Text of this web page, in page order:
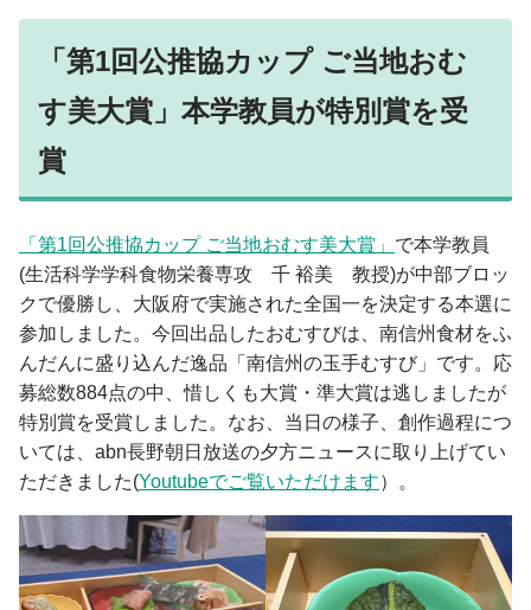
沿革
よくある質問 FAQ
財務情報
生活科学学科食物栄養専攻
幼児教育学科
養護教育専攻
地域看護学専攻
進路トップ
就職
進学・編入学
卒業生インタビュー
キャンパスライフトップ
イベント
学生生活経済学
クラブ・同好会
入試情報トップ
入学手続・納入金・授業料
交通案内
利用規程
情報の探し方
図書館活用術
オープンキャンパス
公開講座トップ
地域連携センター
公開講座一覧
出張講座・出前講座・講師派遣
その他の講座一覧
「第1回公推協カップ ご当地おむ
す美大賞」本学教員が特別賞を受
賞
「第1回公推協カップ ご当地おむす美大賞」 で本学教員
(生活科学学科食物栄養専攻 千 裕美 教授)が中部ブロッ
クで優勝し、大阪府で実施された全国一を決定する本選に
参加しました。今回出品したおむすびは、南信州食材をふ
んだんに盛り込んだ逸品「南信州の玉手むすび」です。応
募総数884点の中、惜しくも大賞・準大賞は逃しましたが
特別賞を受賞しました。なお、当日の様子、創作過程につ
いては、abn長野朝日放送の夕方ニュースに取り上げてい
ただきました(Youtubeでご覧いただけます）。